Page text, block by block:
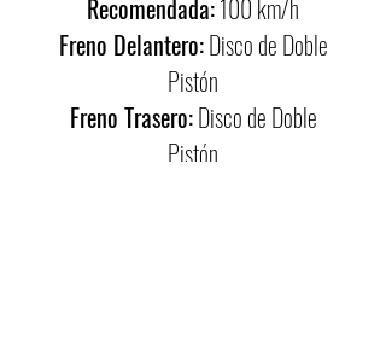
Recomendada:100 km/h
Freno Delantero:Disco de Doble
Pistón
Freno Trasero:Disco de Doble
Pistón